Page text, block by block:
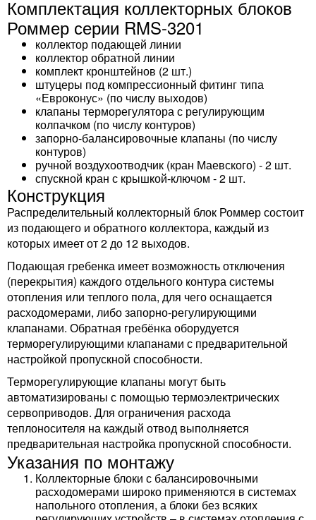
Комплектация коллекторных блоков
Роммер серии RMS-3201
коллектор подающей линии
коллектор обратной линии
комплект кронштейнов (2 шт.)
штуцеры под компрессионный фитинг типа
«Евроконус» (по числу выходов)
клапаны терморегулятора с регулирующим
колпачком (по числу контуров)
запорно-балансировочные клапаны (по числу
контуров)
ручной воздухоотводчик (кран Маевского) - 2 шт.
спускной кран с крышкой-ключом - 2 шт.
Конструкция
Распределительный коллекторный блок Роммер состоит
из подающего и обратного коллектора, каждый из
которых имеет от 2 до 12 выходов.
Подающая гребенка имеет возможность отключения
(перекрытия) каждого отдельного контура системы
отопления или теплого пола, для чего оснащается
расходомерами, либо запорно-регулирующими
клапанами. Обратная гребёнка оборудуется
терморегулирующими клапанами с предварительной
настройкой пропускной способности.
Терморегулирующие клапаны могут быть
автоматизированы с помощью термоэлектрических
сервоприводов. Для ограничения расхода
теплоносителя на каждый отвод выполняется
предварительная настройка пропускной способности.
Указания по монтажу
Коллекторные блоки с балансировочными
расходомерами широко применяются в системах
напольного отопления, а блоки без всяких